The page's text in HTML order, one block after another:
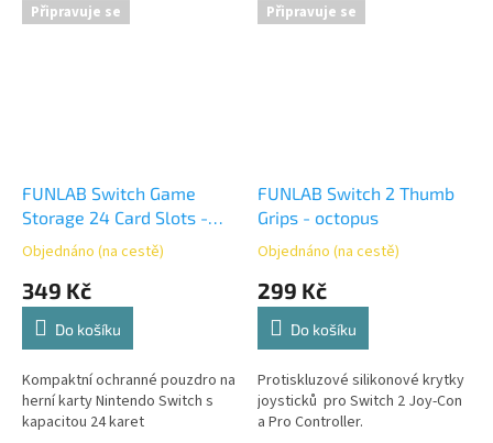
Připravuje se
FUNLAB Switch Game
Storage 24 Card Slots -
POKEDEX
Objednáno (na cestě)
349 Kč
Do košíku
Kompaktní ochranné pouzdro na
herní karty Nintendo Switch s
kapacitou 24 karet
Připravuje se
FUNLAB Switch 2 Thumb
Grips - octopus
Objednáno (na cestě)
299 Kč
Do košíku
Protiskluzové silikonové krytky
joysticků pro Switch 2 Joy-Con
a Pro Controller.